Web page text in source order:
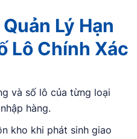
Lý Hạn
Lô Chính Xác
và số lô của từng loại
hàng.
kho khi phát sinh giao